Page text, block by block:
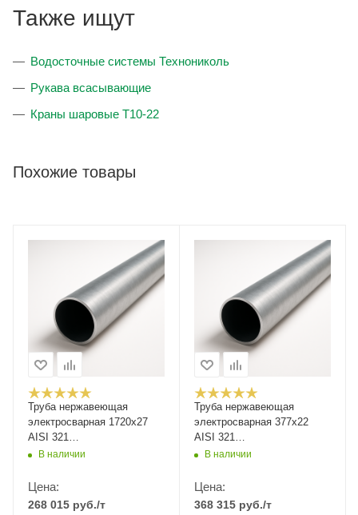
Также ищут
Водосточные системы Технониколь
Рукава всасывающие
Краны шаровые T10-22
Похожие товары
Труба нержавеющая
электросварная 1720х27
AISI 321
12Х18Н10Т/08Х18Н10Т
В наличии
Цена:
268 015 руб./т
Труба нержавеющая
электросварная 377х22
AISI 321
12Х18Н10Т/08Х18Н10Т
В наличии
Цена:
368 315 руб./т